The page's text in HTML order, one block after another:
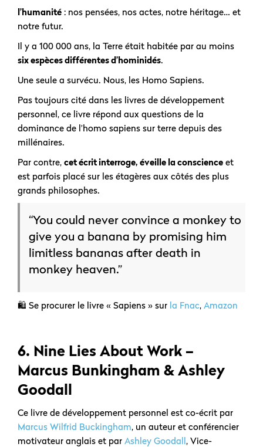
l’humanité : nos pensées, nos actes, notre héritage… et
notre futur.
Il y a 100 000 ans, la Terre était habitée par au moins
six espèces différentes d’hominidés.
Une seule a survécu. Nous, les Homo Sapiens.
Pas toujours cité dans les livres de développement
personnel, ce livre répond aux questions de la
dominance de l’homo sapiens sur terre depuis des
millénaires.
Par contre, cet écrit interroge, éveille la conscience et
est parfois placé sur les étagères aux côtés des plus
grands philosophes.
“You could never convince a monkey to
give you a banana by promising him
limitless bananas after death in
monkey heaven.”
🛍️ Se procurer le livre « Sapiens » sur la Fnac, Amazon
6. Nine Lies About Work –
Marcus Bunkingham & Ashley
Goodall
Ce livre de développement personnel est co-écrit par
Marcus Wilfrid Buckingham, un auteur et conférencier
motivateur anglais et par Ashley Goodall , Vice-